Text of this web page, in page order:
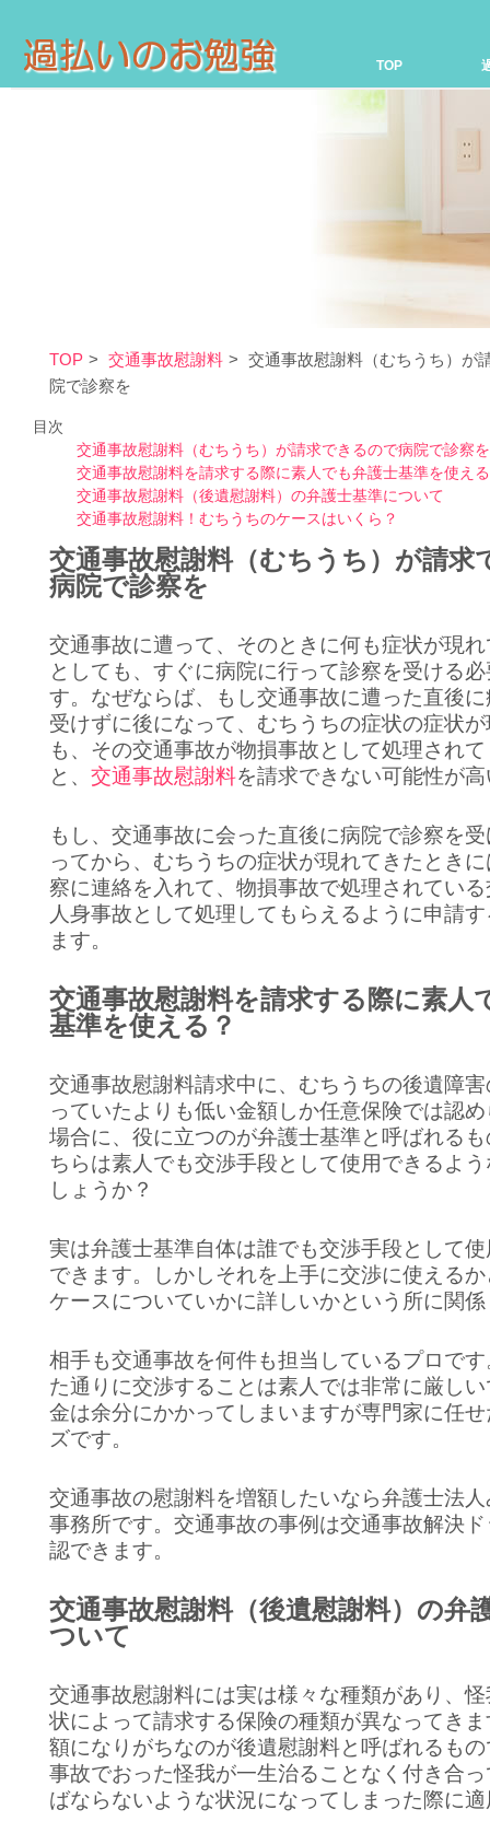
TOP
TOP 交通事故慰謝料
交通事故慰謝料（むちうち）が
院で診察を
目次
交通事故慰謝料（むちうち）が請求できるので病院で診察を
交通事故慰謝料を請求する際に素人でも弁護士基準を使え
交通事故慰謝料（後遺慰謝料）の弁護士基準について
交通事故慰謝料！むちうちのケースはいくら？
交通事故慰謝料（むちうち）が請求
病院で診察を
交通事故に遭って、そのときに何も症状が現
としても、すぐに病院に行って診察を受ける
す。なぜならば、もし交通事故に遭った直後
受けずに後になって、むちうちの症状の症状
も、その交通事故が物損事故として処理され
と、 交通事故慰謝料を請求できない可能性が
もし、交通事故に会った直後に病院で診察を
ってから、むちうちの症状が現れてきたとき
察に連絡を入れて、物損事故で処理されてい
人身事故として処理してもらえるように申請
ます。
交通事故慰謝料を請求する際に素人
基準を使える？
交通事故慰謝料請求中に、むちうちの後遺障
っていたよりも低い金額しか任意保険では認
場合に、役に立つのが弁護士基準と呼ばれる
ちらは素人でも交渉手段として使用できるよ
しょうか？
実は弁護士基準自体は誰でも交渉手段として
できます。しかしそれを上手に交渉に使える
ケースについていかに詳しいかという所に関
相手も交通事故を何件も担当しているプロで
た通りに交渉することは素人では非常に厳し
金は余分にかかってしまいますが専門家に任
ズです。
交通事故の慰謝料を増額したいなら弁護士法
事務所です。交通事故の事例は交通事故解決
認できます。
交通事故慰謝料（後遺慰謝料）の弁
ついて
交通事故慰謝料には実は様々な種類があり、
状によって請求する保険の種類が異なってき
額になりがちなのが後遺慰謝料と呼ばれるも
事故でおった怪我が一生治ることなく付き合
ばならないような状況になってしまった際に